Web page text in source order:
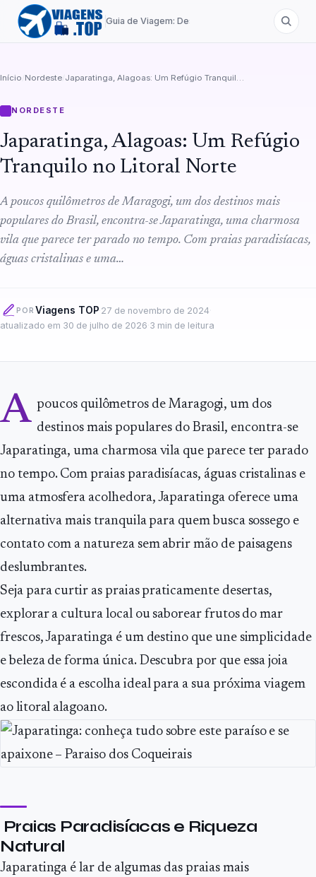
Guia de Viagem: Destinos de A a Z
Início Nordeste Japaratinga, Alagoas: Um Refúgio Tranquilo no Litoral Norte
NORDESTE
Japaratinga, Alagoas: Um Refúgio
Tranquilo no Litoral Norte
A poucos quilômetros de Maragogi, um dos destinos mais
populares do Brasil, encontra-se Japaratinga, uma charmosa
vila que parece ter parado no tempo. Com praias paradisíacas,
águas cristalinas e uma…
POR Viagens TOP 27 de novembro de 2024
atualizado em 30 de julho de 2026 3 min de leitura
A poucos quilômetros de Maragogi, um dos
destinos mais populares do Brasil, encontra-se
Japaratinga, uma charmosa vila que parece ter parado
no tempo. Com praias paradisíacas, águas cristalinas e
uma atmosfera acolhedora, Japaratinga oferece uma
alternativa mais tranquila para quem busca sossego e
contato com a natureza sem abrir mão de paisagens
deslumbrantes.
Seja para curtir as praias praticamente desertas,
explorar a cultura local ou saborear frutos do mar
frescos, Japaratinga é um destino que une simplicidade
e beleza de forma única. Descubra por que essa joia
escondida é a escolha ideal para a sua próxima viagem
ao litoral alagoano.
Praias Paradisíacas e Riqueza
Natural
Japaratinga é lar de algumas das praias mais